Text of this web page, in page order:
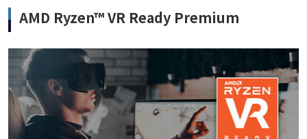
AMD Ryzen™ VR Ready Premium